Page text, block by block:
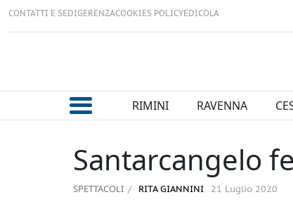
CONTATTI E SEDIGERENZACOOKIES POLICYEDICOLA
RIMINI RAVENNA
Santarcangelo
SPETTACOLI RITA GIANNINI 21 Luglio 2020